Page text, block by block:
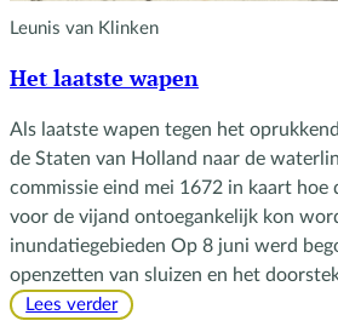
Leunis van Klinken
Het laatste wapen
Als laatste wapen tegen het
de Staten van Holland naar de
commissie eind mei 1672 in kaart
voor de vijand ontoegankelijk kon
inundatiegebieden Op 8 juni werd
openzetten van sluizen en het
Lees verder: